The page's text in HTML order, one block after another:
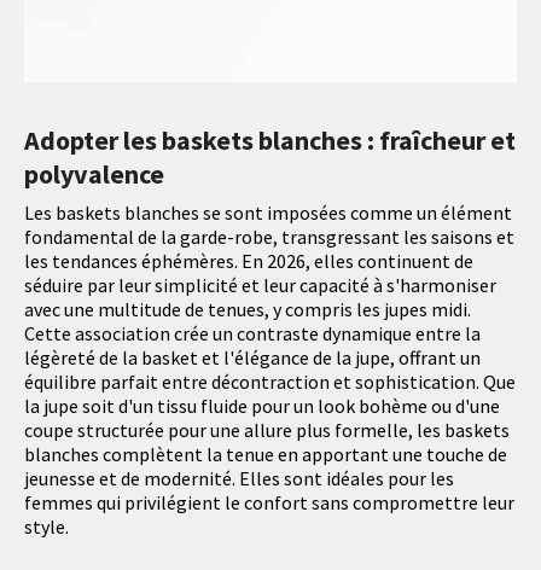
Adopter les baskets blanches : fraîcheur et
polyvalence
Les baskets blanches se sont imposées comme un élément
fondamental de la garde-robe, transgressant les saisons et
les tendances éphémères. En 2026, elles continuent de
séduire par leur simplicité et leur capacité à s'harmoniser
avec une multitude de tenues, y compris les jupes midi.
Cette association crée un contraste dynamique entre la
légèreté de la basket et l'élégance de la jupe, offrant un
équilibre parfait entre décontraction et sophistication. Que
la jupe soit d'un tissu fluide pour un look bohème ou d'une
coupe structurée pour une allure plus formelle, les baskets
blanches complètent la tenue en apportant une touche de
jeunesse et de modernité. Elles sont idéales pour les
femmes qui privilégient le confort sans compromettre leur
style.